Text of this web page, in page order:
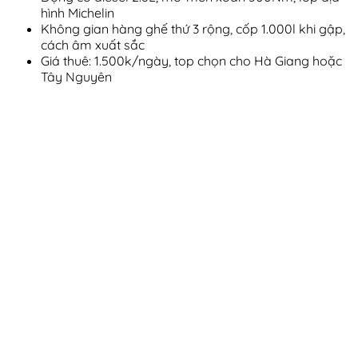
hình Michelin
Không gian hàng ghế thứ 3 rộng, cốp 1.000l khi gập,
cách âm xuất sắc
Giá thuê: 1.500k/ngày, top chọn cho Hà Giang hoặc
Tây Nguyên